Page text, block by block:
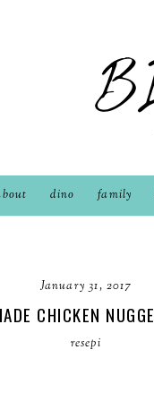
dino family
January 31, 2017
CHICKEN
resepi